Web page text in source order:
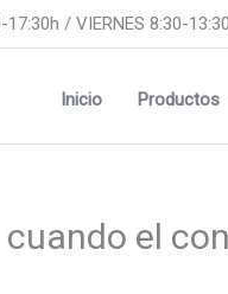
17:30h / VIERNES 8:30-
Inicio Productos
el